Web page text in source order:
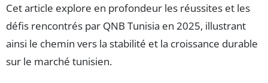
Cet article explore en profondeur les réussites et les
défis rencontrés par QNB Tunisia en 2025, illustrant
ainsi le chemin vers la stabilité et la croissance durable
sur le marché tunisien.